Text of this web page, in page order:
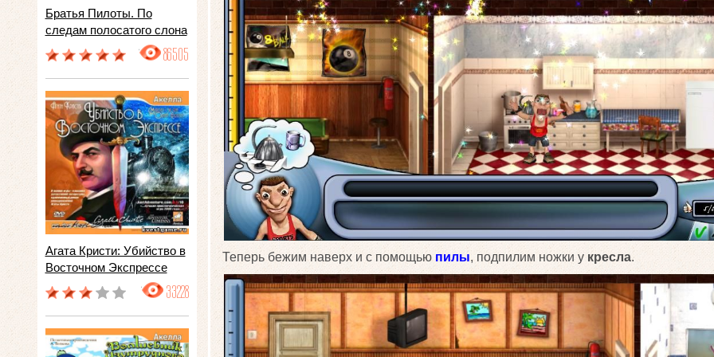
Братья Пилоты. По
следам полосатого слона
86505
Агата Кристи: Убийство в
Восточном Экспрессе
33228
Теперь бежим наверх и с помощью пилы, подпилим ножки у кресла.